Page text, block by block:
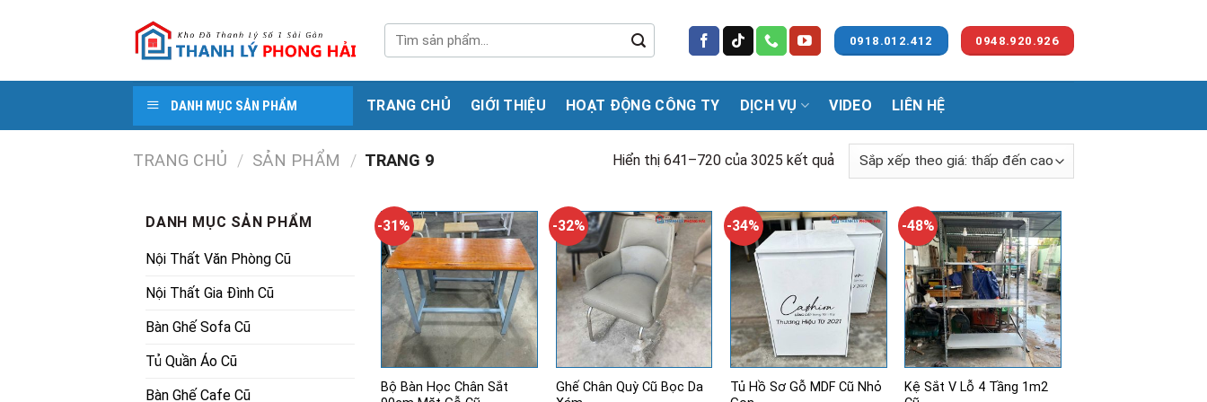
kiếm:
0918.012.412 0948.920.926
DANH MỤC SẢN PHẨM TRANG CHỦ GIỚI THIỆU HOẠT ĐỘNG CÔNG TY DỊCH VỤ VIDEO LIÊN HỆ
TRANG CHỦ / SẢN PHẨM / TRANG 9 Hiển thị 641–720 của 3025 kết quả
DANH MỤC SẢN PHẨM
Nội Thất Văn Phòng Cũ
Nội Thất Gia Đình Cũ
Bàn Ghế Sofa Cũ
Tủ Quần Áo Cũ
Bàn Ghế Cafe Cũ
-31%
Bộ Bàn Học Chân Sắt
-32%
Ghế Chân Quỳ Cũ Bọc Da
-34%
Tủ Hồ Sơ Gỗ MDF Cũ Nhỏ
-48%
Kệ Sắt V Lỗ 4 Tầng 1m2